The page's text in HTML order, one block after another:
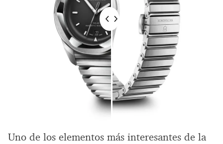
Uno de los elementos más interesantes de la